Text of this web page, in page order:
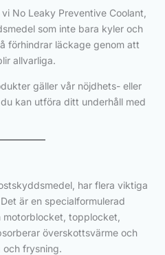
No Leaky Preventive Coolant,
som inte bara kyler och
förhindrar läckage genom att
allvarliga.
gäller vår nöjdhets- eller
kan utföra ditt underhåll med
har flera viktiga
är en specialformulerad
topplocket,
överskottsvärme och
frysning.